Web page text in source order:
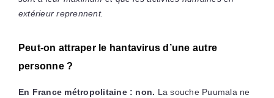
extérieur reprennent.
Peut-on attraper le hantavirus d’une autre
personne ?
En France métropolitaine : non. La souche Puumala ne